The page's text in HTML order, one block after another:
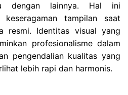
dengan lainnya. Hal ini
keseragaman tampilan saat
resmi. Identitas visual yang
profesionalisme dalam
pengendalian kualitas yang
lebih rapi dan harmonis.